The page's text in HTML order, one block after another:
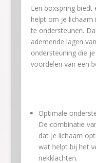
Een boxspring
helpt om je lichaam
te ondersteunen.
ademende lagen
ondersteuning die
voordelen van een
Optimale
De combinatie
dat je lichaam
wat helpt bij het
nekklachten.